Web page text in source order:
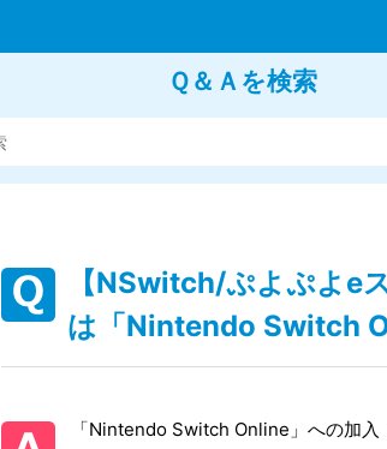
Ｑ＆Ａを検索
【NSwitch/ぷよぷよe
は「Nintendo Switch
「Nintendo Switch Online」への加入